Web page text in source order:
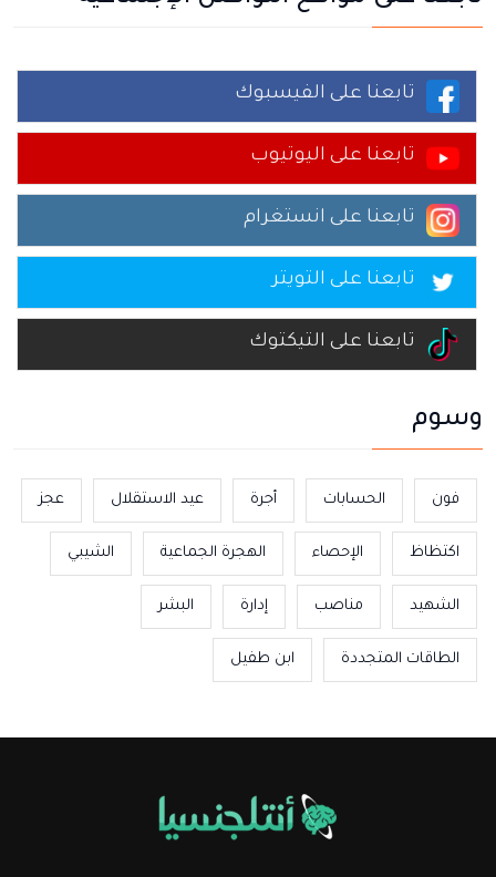
تابعنا على الفيسبوك
تابعنا على اليوتيوب
تابعنا على انستغرام
تابعنا على التويتر
تابعنا على التيكتوك
وسوم
فون الحسابات أجرة عيد الاستقلال عجز
اكتظاظ الإحصاء الهجرة الجماعية الشيبي
الشهيد مناصب إدارة البشر
الطاقات المتجددة ابن طفيل